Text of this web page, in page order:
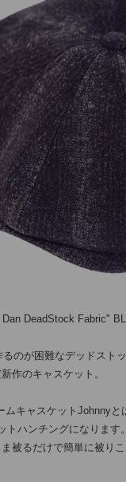
DeadStock Fabric"
のが困難なデッドスト
作のキャスケット。
ムキャスケットJohnny
ハンチングになります。
被るだけで簡単に被りこ